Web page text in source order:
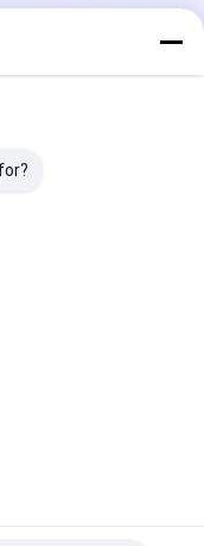
© 2026 Shenzhen
Developed by